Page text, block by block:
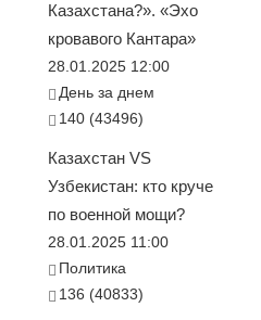
Казахстана?». «Эхо
кровавого Кантара»
28.01.2025 12:00
День за днем
140 (43496)
Казахстан VS
Узбекистан: кто круче
по военной мощи?
28.01.2025 11:00
Политика
136 (40833)